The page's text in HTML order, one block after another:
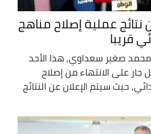
عملية إصلاح مناهج
قريبا
محمد صغير سعداوي, هذا الأحد
جار على الانتهاء من إصلاح
حيث سيتم الإعلان عن النتائج